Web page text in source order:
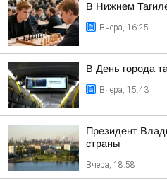
В Нижнем
Вчера, 16:25
В День города
Вчера, 15:43
Президент
страны
Вчера, 18:58